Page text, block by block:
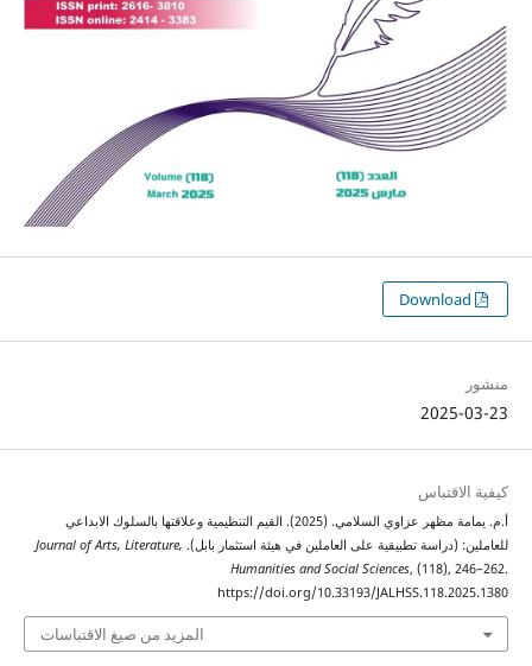
أ.م. يمامة مظهر عزاوي السلامي. (2025). القيم التنظيمية وعلاقتها بالسلوك الابداعي
(دراسة تطبيقية على العاملين في هيئة استثمار بابل).Journal of Arts, Literature,
Humanities and Social Sciences, (118),
https://doi.org/10.33193/
المزيد من صيغ الاقتباسات